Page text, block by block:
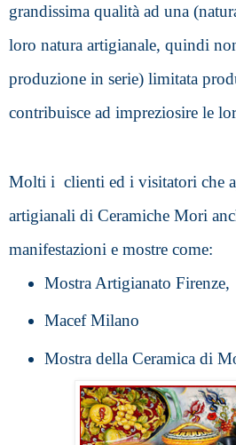
grandissima qualità ad una
loro natura artigianale, quindi
produzione in serie) limitata
contribuisce ad impreziosire le
Molti i  clienti ed i visitatori che
artigianali di Ceramiche Mori
manifestazioni e mostre come:
Mostra Artigianato Firenze,
Macef Milano
Mostra della Ceramica di